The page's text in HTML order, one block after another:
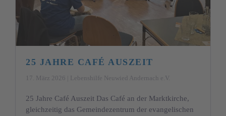
25 JAHRE CAFÉ AUSZEIT
17. März 2026 | Lebenshilfe Neuwied Andernach e.V.
25 Jahre Café Auszeit Das Café an der Marktkirche,
gleichzeitig das Gemeindezentrum der evangelischen